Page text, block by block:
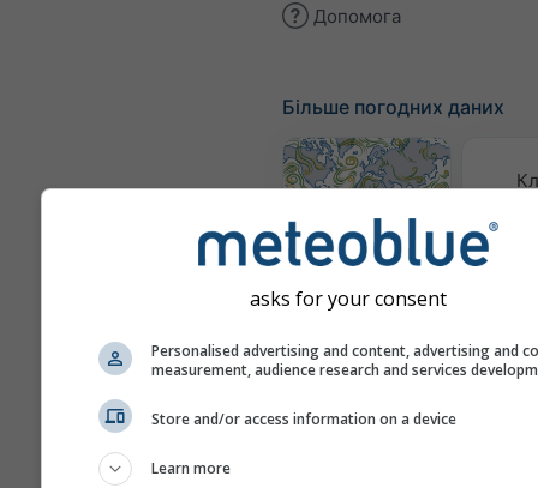
Допомога
Більше погодних даних
Карта вітру
Сезонний
asks for your consent
Personalised advertising and content, advertising and
measurement, audience research and services
Store and/or access information on a device
Learn more